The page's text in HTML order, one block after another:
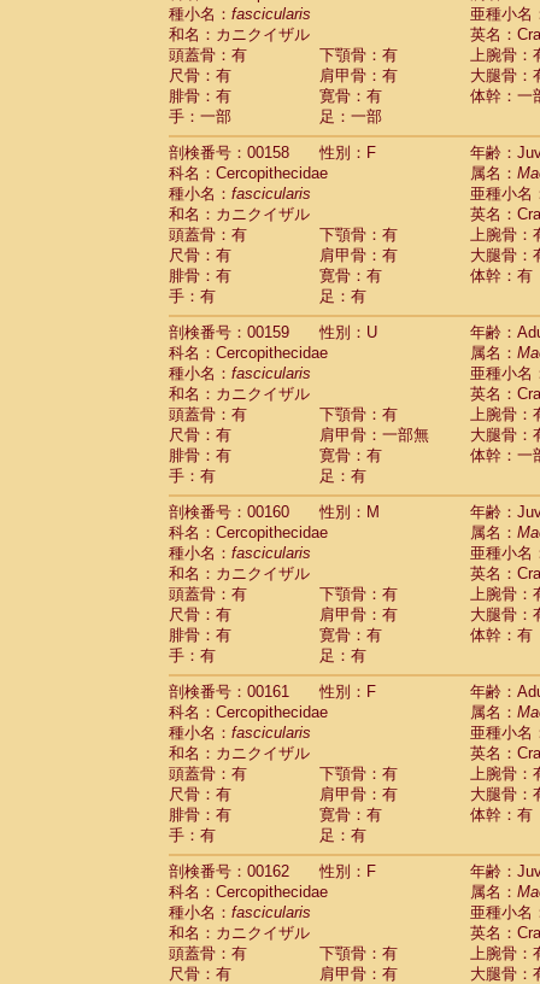
種小名： fascicularis
亜種小名
和名：カニクイザル
英名：
頭蓋骨：有
下顎骨：有
上腕骨：
尺骨：有
肩甲骨：有
大腿骨：
腓骨：有
寛骨：有
体幹：一
手：一部
足：一部
剖検番号：00158
性別：F
年齢：
科名：Cercopithecidae
属名：
種小名： fascicularis
亜種小名
和名：カニクイザル
英名：
頭蓋骨：有
下顎骨：有
上腕骨：
尺骨：有
肩甲骨：有
大腿骨：
腓骨：有
寛骨：有
体幹：有
手：有
足：有
剖検番号：00159
性別：U
年齢：
科名：Cercopithecidae
属名：
種小名： fascicularis
亜種小名
和名：カニクイザル
英名：
頭蓋骨：有
下顎骨：有
上腕骨：
尺骨：有
肩甲骨：一部無
大腿骨：
腓骨：有
寛骨：有
体幹：一
手：有
足：有
剖検番号：00160
性別：M
年齢：
科名：Cercopithecidae
属名：
種小名： fascicularis
亜種小名
和名：カニクイザル
英名：
頭蓋骨：有
下顎骨：有
上腕骨：
尺骨：有
肩甲骨：有
大腿骨：
腓骨：有
寛骨：有
体幹：有
手：有
足：有
剖検番号：00161
性別：F
年齢：
科名：Cercopithecidae
属名：
種小名： fascicularis
亜種小名
和名：カニクイザル
英名：
頭蓋骨：有
下顎骨：有
上腕骨：
尺骨：有
肩甲骨：有
大腿骨：
腓骨：有
寛骨：有
体幹：有
手：有
足：有
剖検番号：00162
性別：F
年齢：
科名：Cercopithecidae
属名：
種小名： fascicularis
亜種小名
和名：カニクイザル
英名：
頭蓋骨：有
下顎骨：有
上腕骨：
尺骨：有
肩甲骨：有
大腿骨：